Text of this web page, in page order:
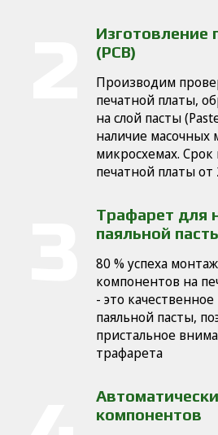
Изготовление
(PCB)
Производим
печатной платы,
на слой пасты
наличие масочных
микросхемах. Срок
печатной платы от
Трафарет для
паяльной
80 % успеха
компонентов на
- это
паяльной пасты,
пристальное
трафарета
компонентов